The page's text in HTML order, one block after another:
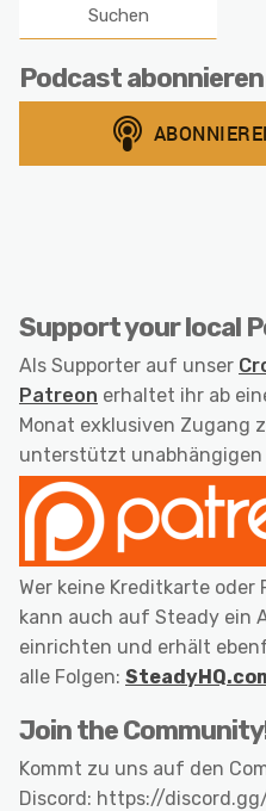
Podcast abonnieren
Support your local
Als Supporter auf unser
Patreon erhaltet ihr ab
Monat exklusiven Zugang
unterstützt unabhängigen
Wer keine Kreditkarte oder
kann auch auf Steady ein
einrichten und erhält
alle Folgen:
Join the
Kommt zu uns auf den
Discord: https://discord.gg/